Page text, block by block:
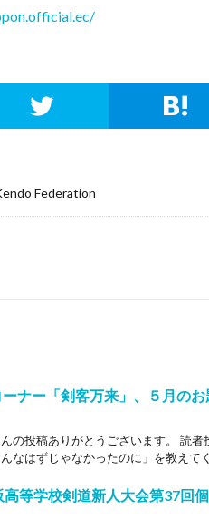
Federation
ナー「剣客万来」、５月の
の投稿ありがとうございます。 読
なはずじゃなかったのに」を教えて
高等学校剣道新人大会第37回